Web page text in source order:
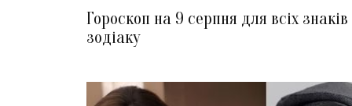
Гороскоп на 9 серпня для всіх знаків
зодіаку